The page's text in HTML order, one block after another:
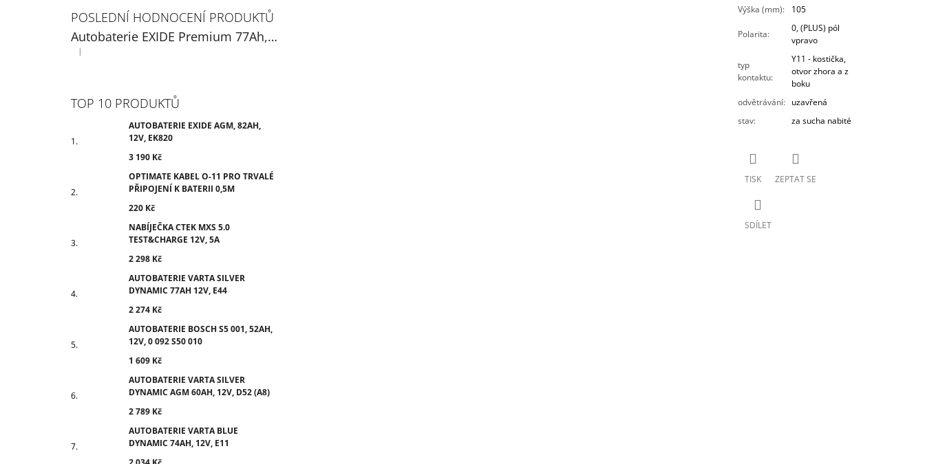
POSLEDNÍ HODNOCENÍ PRODUKTŮ
Autobaterie EXIDE Premium 77Ah, 12V, EA770
Hodnocení produktu je 5 z 5 hvězdiček.
|
TOP 10 PRODUKTŮ
AUTOBATERIE EXIDE AGM, 82AH,
12V, EK820
3 190 Kč
OPTIMATE KABEL O-11 PRO TRVALÉ
PŘIPOJENÍ K BATERII 0,5M
220 Kč
NABÍJEČKA CTEK MXS 5.0
TEST&CHARGE 12V, 5A
2 298 Kč
AUTOBATERIE VARTA SILVER
DYNAMIC 77AH 12V, E44
2 274 Kč
AUTOBATERIE BOSCH S5 001, 52AH,
12V, 0 092 S50 010
1 609 Kč
AUTOBATERIE VARTA SILVER
DYNAMIC AGM 60AH, 12V, D52 (A8)
2 789 Kč
AUTOBATERIE VARTA BLUE
DYNAMIC 74AH, 12V, E11
Výška (mm): 105
Polarita:
0, (PLUS) pól
vpravo
typ
kontaktu:
Y11 - kostička,
otvor zhora a z
boku
odvětrávání:
uzavřená
stav: za sucha nabité
TISK ZEPTAT SE
SDÍLET